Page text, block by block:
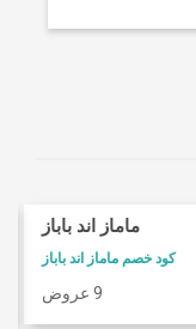
ماماز اند باباز
كود خصم ماماز اند باباز
9 عروض